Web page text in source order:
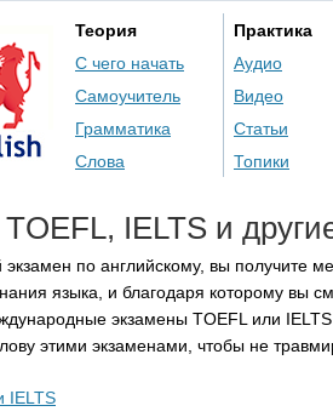
Теория
С чего начать
Самоучитель
Грамматика
Слова
Практика
Аудио
Видео
Статьи
Топики
TOEFL, IELTS и
по английскому, вы получите
языка, и благодаря которому вы
экзамены TOEFLили IELTS
этими экзаменами, чтобы не
IELTS